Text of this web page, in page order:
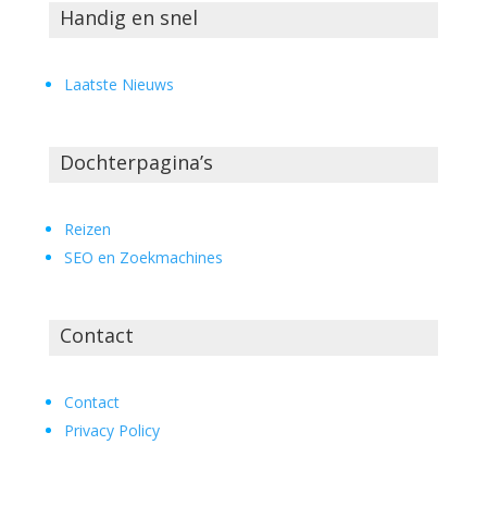
Handig en snel
Laatste Nieuws
Dochterpagina’s
Reizen
SEO en Zoekmachines
Contact
Contact
Privacy Policy